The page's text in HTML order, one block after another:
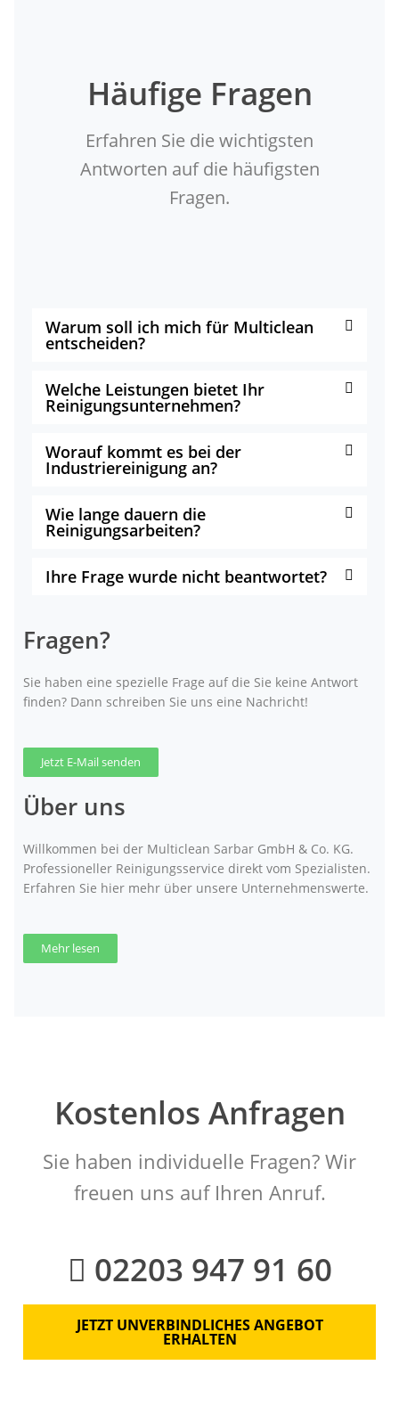
Häufige Fragen
Erfahren Sie die wichtigsten
Antworten auf die häufigsten
Fragen.
Warum soll ich mich für Multiclean
entscheiden?
Welche Leistungen bietet Ihr
Reinigungsunternehmen?
Worauf kommt es bei der
Industriereinigung an?
Wie lange dauern die
Reinigungsarbeiten?
Ihre Frage wurde nicht beantwortet?
Fragen?
Sie haben eine spezielle Frage auf die Sie keine Antwort
finden? Dann schreiben Sie uns eine Nachricht!
Jetzt E-Mail senden
Über uns
Willkommen bei der Multiclean Sarbar GmbH & Co. KG.
Professioneller Reinigungsservice direkt vom Spezialisten.
Erfahren Sie hier mehr über unsere Unternehmenswerte.
Mehr lesen
Kostenlos Anfragen
Sie haben individuelle Fragen? Wir
freuen uns auf Ihren Anruf.
02203 947 91 60
JETZT UNVERBINDLICHES ANGEBOT
ERHALTEN